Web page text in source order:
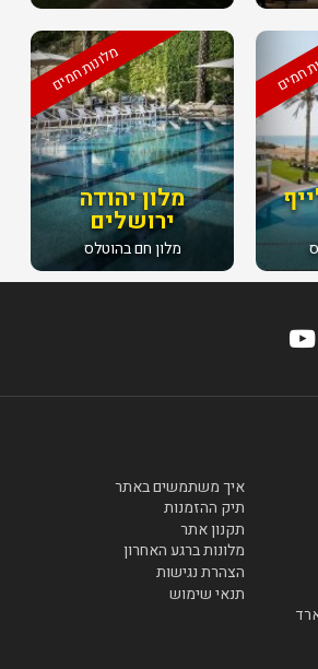
מלונות חמים
מלון יהודה
ירושלים
מלון חם בהוטלס
חמים
איך משתמשים באתר
תיק ההזמנות
תקנון אתר
מלונות ברגע האחרון
הצהרת נגישות
תנאי שימוש